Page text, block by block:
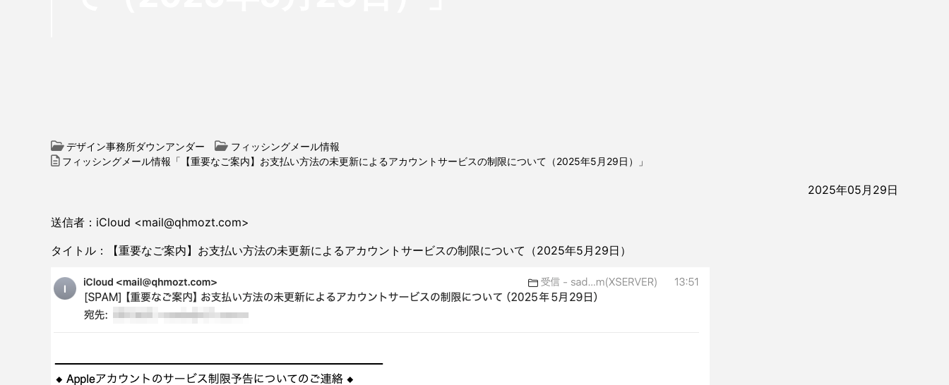
デザイン事務所ダウンアンダー
フィッシングメール情報
フィッシングメール情報「【重要なご案内】お支払い方法の未更新によるアカウントサービスの制限について（2025年5月29日）」
2025年05月29日
送信者：iCloud <mail@qhmozt.com>
タイトル：【重要なご案内】お支払い方法の未更新によるアカウントサービスの制限について（2025年5月29日）